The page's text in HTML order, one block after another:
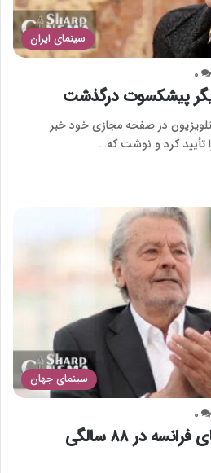
سینمای ایران
0
پیشکسوت درگذشت
تلویزیون در صفحه مجازی خود خبر
کرد و نوشت که…
سینمای جهان
0
آلن دلون اسطوره سینمای فرانسه در ۸۸ سالگی